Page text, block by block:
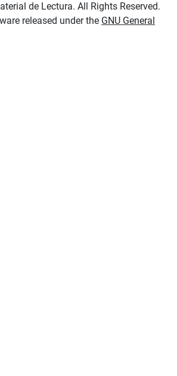
de Lectura. All Rights Reserved.
released under the GNU General